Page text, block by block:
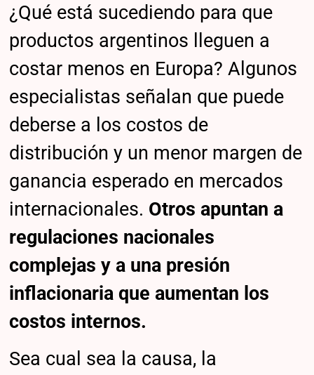
¿Qué está sucediendo para que
productos argentinos lleguen a
costar menos en Europa? Algunos
especialistas señalan que puede
deberse a los costos de
distribución y un menor margen de
ganancia esperado en mercados
internacionales. Otros apuntan a
regulaciones nacionales
complejas y a una presión
inflacionaria que aumentan los
costos internos.
Sea cual sea la causa, la